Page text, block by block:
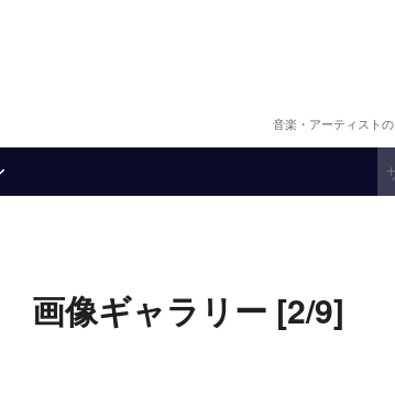
音楽・アーティスト
画像ギャラリー [2/9]